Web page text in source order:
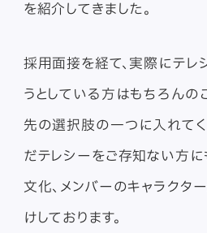
を紹介してきました。
採用面接を経て、実際にテレ
うとしている方はもちろんの
先の選択肢の一つに入れてく
だテレシーをご存知ない方に
文化、メンバーのキャラクタ
けしております。